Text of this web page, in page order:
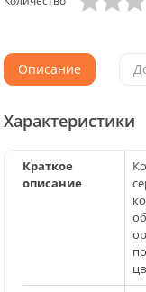
Описание
Характеристики
Краткое
описание